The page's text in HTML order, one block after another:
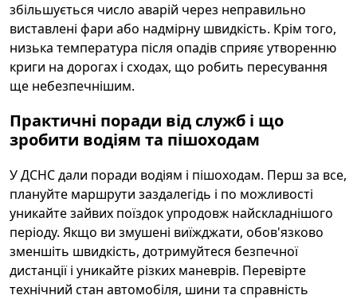
збільшується число аварій через неправильно
виставлені фари або надмірну швидкість. Крім того,
низька температура після опадів сприяє утворенню
криги на дорогах і сходах, що робить пересування
ще небезпечнішим.
Практичні поради від служб і що
зробити водіям та пішоходам
У ДСНС дали поради водіям і пішоходам. Перш за все,
плануйте маршрути заздалегідь і по можливості
уникайте зайвих поїздок упродовж найскладнішого
періоду. Якщо ви змушені виїжджати, обов'язково
зменшіть швидкість, дотримуйтеся безпечної
дистанції і уникайте різких маневрів. Перевірте
технічний стан автомобіля, шини та справність